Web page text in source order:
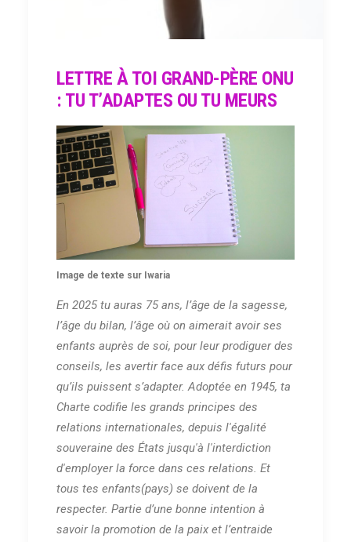
LETTRE À TOI GRAND-PÈRE ONU
: TU T’ADAPTES OU TU MEURS
Image de texte sur Iwaria
En 2025 tu auras 75 ans, l’âge de la sagesse,
l’âge du bilan, l’âge où on aimerait avoir ses
enfants auprès de soi, pour leur prodiguer des
conseils, les avertir face aux défis futurs pour
qu’ils puissent s’adapter. Adoptée en 1945, ta
Charte codifie les grands principes des
relations internationales, depuis l'égalité
souveraine des États jusqu'à l'interdiction
d'employer la force dans ces relations. Et
tous tes enfants(pays) se doivent de la
respecter. Partie d’une bonne intention à
savoir la promotion de la paix et l’entraide